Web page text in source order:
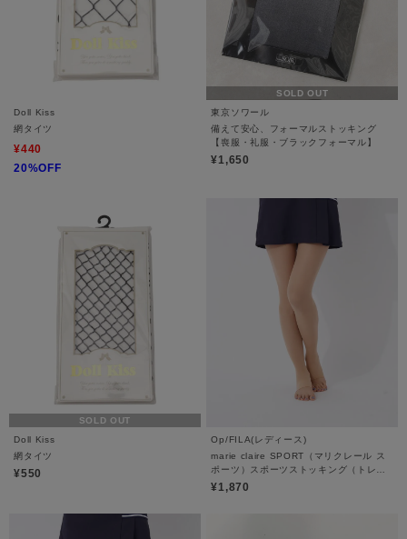
Doll Kiss
網タイツ
¥440
20%OFF
SOLD OUT
東京ソワール
備えて安心、フォーマルストッキング
【喪服・礼服・ブラックフォーマル】
¥1,650
SOLD OUT
Doll Kiss
網タイツ
¥550
Op/FILA(レディース)
marie claire SPORT（マリクレール ス
ポーツ）スポーツストッキング（トレン
カタイプ）
¥1,870